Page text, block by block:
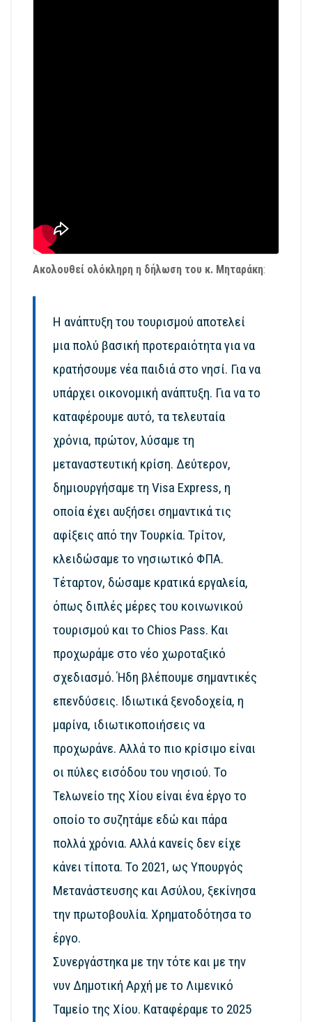
Ακολουθεί ολόκληρη η δήλωση του κ. Μηταράκη:
Η ανάπτυξη του τουρισμού αποτελεί
μια πολύ βασική προτεραιότητα για να
κρατήσουμε νέα παιδιά στο νησί. Για να
υπάρχει οικονομική ανάπτυξη. Για να το
καταφέρουμε αυτό, τα τελευταία
χρόνια, πρώτον, λύσαμε τη
μεταναστευτική κρίση. Δεύτερον,
δημιουργήσαμε τη Visa Express, η
οποία έχει αυξήσει σημαντικά τις
αφίξεις από την Τουρκία. Τρίτον,
κλειδώσαμε το νησιωτικό ΦΠΑ.
Τέταρτον, δώσαμε κρατικά εργαλεία,
όπως διπλές μέρες του κοινωνικού
τουρισμού και το Chios Pass. Και
προχωράμε στο νέο χωροταξικό
σχεδιασμό. Ήδη βλέπουμε σημαντικές
επενδύσεις. Ιδιωτικά ξενοδοχεία, η
μαρίνα, ιδιωτικοποιήσεις να
προχωράνε. Αλλά το πιο κρίσιμο είναι
οι πύλες εισόδου του νησιού. Το
Τελωνείο της Χίου είναι ένα έργο το
οποίο το συζητάμε εδώ και πάρα
πολλά χρόνια. Αλλά κανείς δεν είχε
κάνει τίποτα. Το 2021, ως Υπουργός
Μετανάστευσης και Ασύλου, ξεκίνησα
την πρωτοβουλία. Χρηματοδότησα το
έργο.
Συνεργάστηκα με την τότε και με την
νυν Δημοτική Αρχή με το Λιμενικό
Ταμείο της Χίου. Καταφέραμε το 2025